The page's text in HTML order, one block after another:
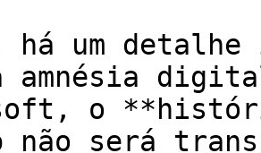
há um
amnésia
o
não será